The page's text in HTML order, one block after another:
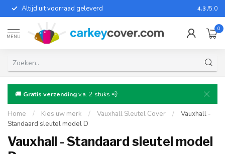
Altijd uit voorraad geleverd Voor
4.3 /5.0
MENU
0
🚚 Gratis verzendingv.a. 2 stuks 💨
Home / Kies uw merk / Vauxhall Sleutel Cover /
Vauxhall -
Standaard sleutel model D
Vauxhall - Standaard sleutel model